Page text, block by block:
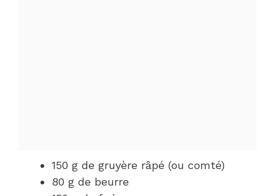
150 g de gruyère râpé (ou comté)
80 g de beurre